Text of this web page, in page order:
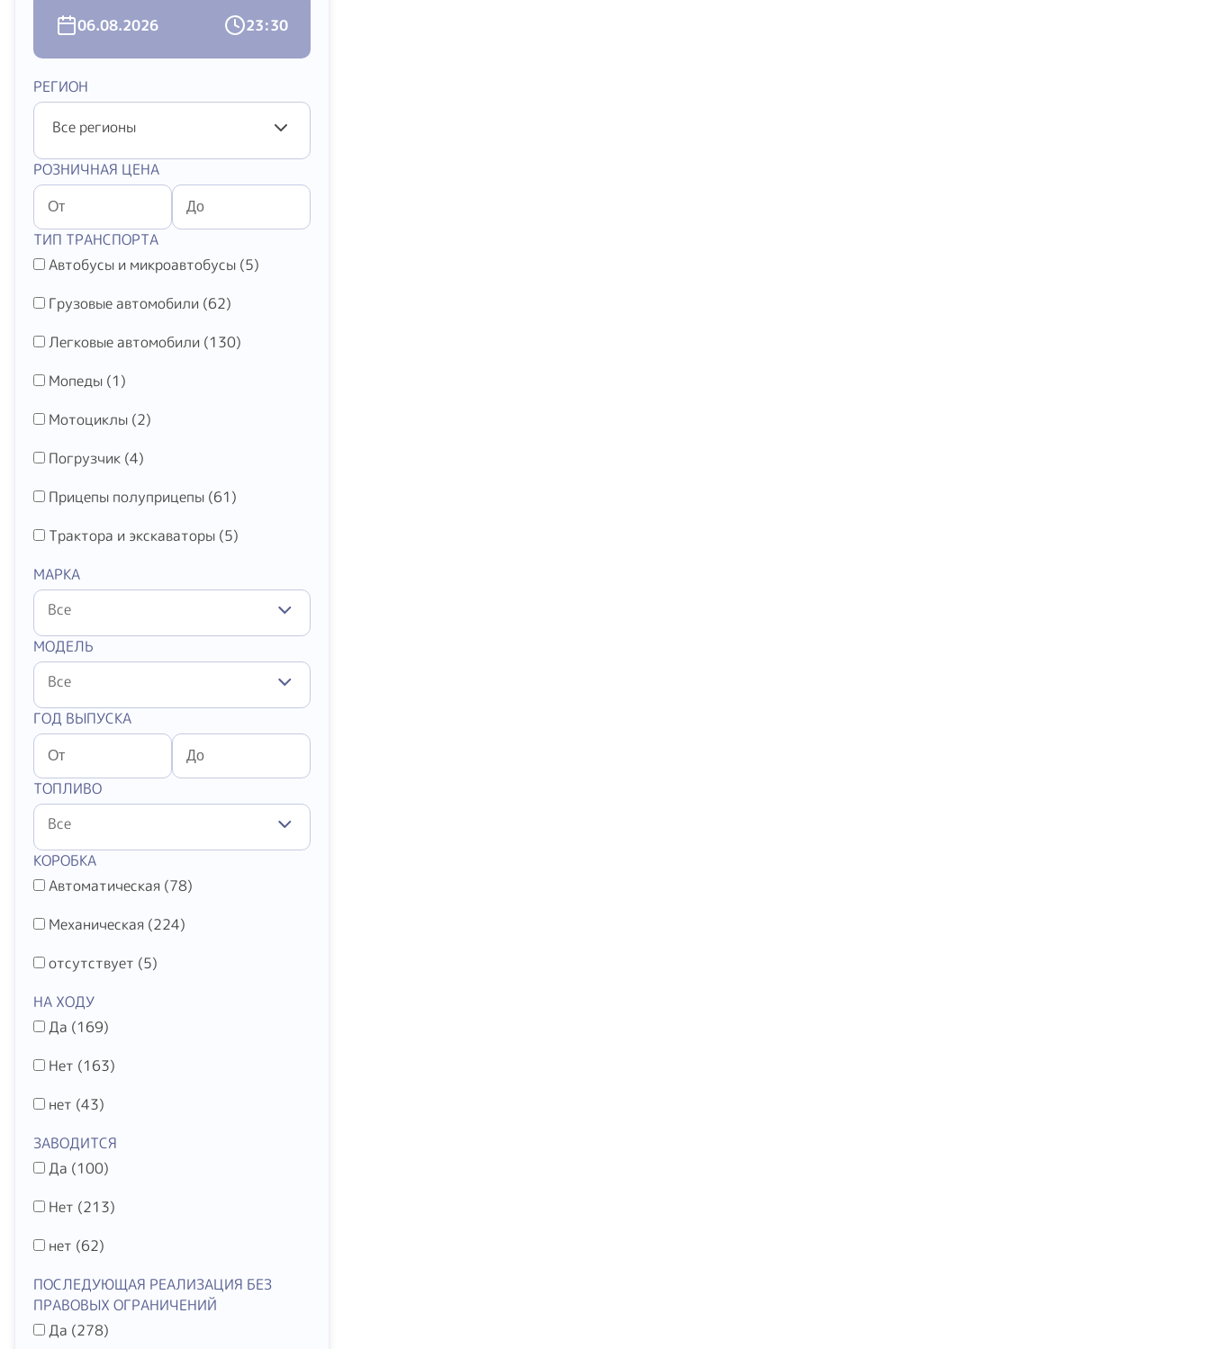
06.08.2026 23:30
РЕГИОН
Все регионы
РОЗНИЧНАЯ ЦЕНА
ТИП ТРАНСПОРТА
Автобусы и микроавтобусы (5)
Грузовые автомобили (62)
Легковые автомобили (130)
Мопеды (1)
Мотоциклы (2)
Погрузчик (4)
Прицепы полуприцепы (61)
Трактора и экскаваторы (5)
МАРКА
Все
МОДЕЛЬ
Все
ГОД ВЫПУСКА
ТОПЛИВО
Все
КОРОБКА
Автоматическая (78)
Механическая (224)
отсутствует (5)
НА ХОДУ
Да (169)
Нет (163)
нет (43)
ЗАВОДИТСЯ
Да (100)
Нет (213)
нет (62)
ПОСЛЕДУЮЩАЯ РЕАЛИЗАЦИЯ БЕЗ
ПРАВОВЫХ ОГРАНИЧЕНИЙ
Да (278)